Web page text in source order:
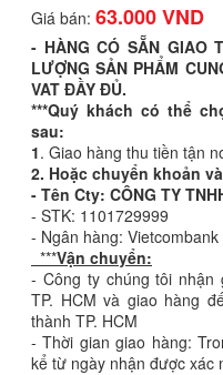
Giá bán: 63.000 VND
- HÀNG CÓ SẴN GIAO
LƯỢNG SẢN PHẨM
VAT ĐẦY ĐỦ.
***Quý khách có thể
sau:
1. Giao hàng thu tiền tận
2. Hoặc chuyển khoản
- Tên Cty: CÔNG TY
- STK: 1101729999
- Ngân hàng:
***Vận chuyển:
- Công ty chúng tôi nhận
TP. HCM và giao hàng
thành TP. HCM
- Thời gian giao hàng:
kể từ ngày nhận được xác